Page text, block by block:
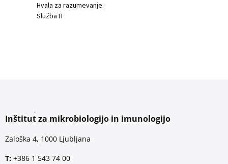
Hvala za razumevanje.
Služba IT
Inštitut za mikrobiologijo in imunologijo
Zaloška 4, 1000 Ljubljana
T: +386 1 543 74 00